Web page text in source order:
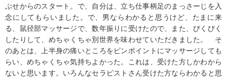
ぶせからのスタート。で、自分は、立ち仕事柄足のまっさーじを入
念にしてもらいました。で、男ならわかると思うけど、たまに来
る、鼠径部マッサージで、数年振りに受けたので、また、びくびく
したりして、めちゃくちゃ別世界を味わせていただきました。 そ
のあとは、上半身の痛いところをピンポイントにマッサージしても
らい、めちゃくちゃ気持ちよかった。これは、受けた方しかわから
ないと思います。いろんなセラピストさん受けた方ならわかると思